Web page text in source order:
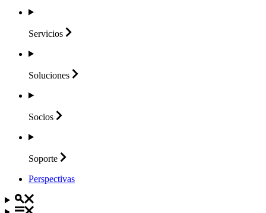
Servicios
Soluciones
Socios
Soporte
Perspectivas